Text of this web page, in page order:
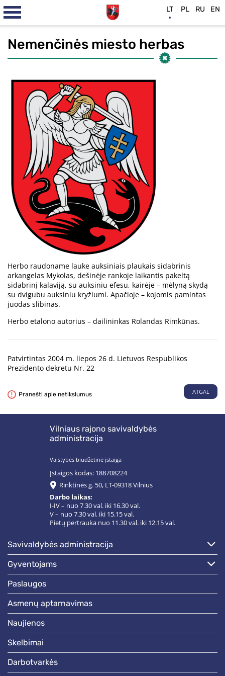
Nemenčinės miesto herbas
Herbo raudoname lauke auksiniais plaukais sidabrinis
arkangelas Mykolas, dešinėje rankoje laikantis pakeltą
sidabrinį kalaviją, su auksiniu efesu, kairėje – mėlyną skydą
su dvigubu auksiniu kryžiumi. Apačioje – kojomis pamintas
juodas slibinas.
Herbo etalono autorius – dailininkas Rolandas Rimkūnas.
Patvirtintas 2004 m. liepos 26 d. Lietuvos Respublikos
Prezidento dekretu Nr. 22
Pranešti apie netikslumus ATGAL
Vilniaus rajono savivaldybės
administracija
Valstybės biudžetinė įstaiga
Įstaigos kodas: 188708224
Rinktinės g. 50, LT-09318 Vilnius
Darbo laikas:
I-IV – nuo 7.30 val. iki 16.30 val.
V – nuo 7.30 val. iki 15.15 val.
Pietų pertrauka nuo 11.30 val. iki 12.15 val.
savivaldybės administracija
gyventojams
paslaugos
asmenų aptarnavimas
naujienos
skelbimai
darbotvarkės
LT PL RU EN